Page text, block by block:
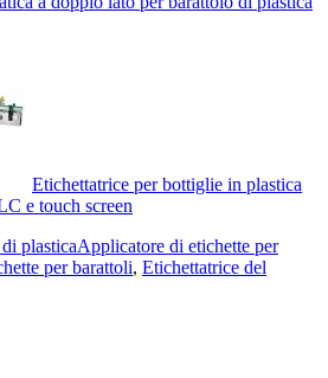
Etichettatrice per bottiglie in plastica
e touch screen
plasticaApplicatore di etichette per
per barattoli, Etichettatrice del